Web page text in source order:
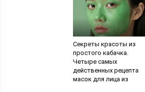
Секреты красоты из
простого кабачка.
Четыре самых
действенных рецепта
масок для лица из